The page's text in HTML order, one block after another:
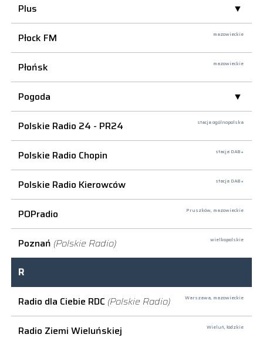
Plus
Płock FM
mazowieckie
Płońsk mazowieckie
Pogoda
Polskie Radio 24 - PR24
stacja ogólnopolska
Polskie Radio Chopin stacja DAB+
Polskie Radio Kierowców stacja DAB+
POPradio Pruszków, mazowieckie
Poznań (Polskie Radio) wielkopolskie
R
Radio dla Ciebie RDC (Polskie Radio) Warszawa, mazowieckie
Radio Ziemi Wieluńskiej Wieluń, łódzkie